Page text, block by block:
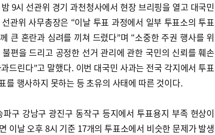
9시 선관위 경기 과천청사에서 현장 브리핑을 열고 대국민
관위 사무총장은 “이날 투표 과정에서 일부 투표소의 투표
큰 혼란과 심려를 끼쳐 드렸다”며 “소중한 주권 행사를 위
편을 드리고 공정한 선거 관리에 관한 국민의 신뢰를 훼손
드린다”고 말했다. 이번 대국민 사과는 전국 각지에서 투표
를 행사하지 못하는 등 초유의 사태에 따른 것이다.
구 강남구 광진구 동작구 등지에서 투표용지 부족 현상이
이날 오후 8시 기준 17개의 투표소에서 비슷한 문제가 발생